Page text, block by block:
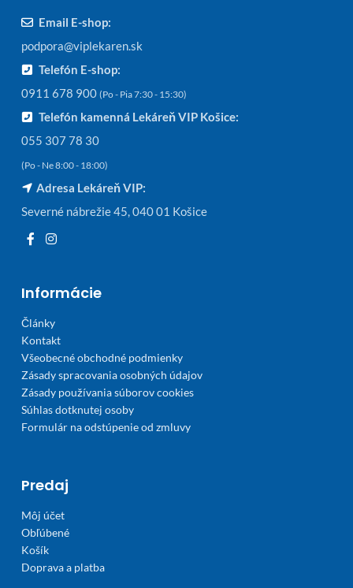
Email E-shop:
podpora@viplekaren.sk
Telefón E-shop:
0911 678 900 (Po - Pia 7:30 - 15:30)
Telefón kamenná Lekáreň VIP Košice:
055 307 78 30
(Po - Ne 8:00 - 18:00)
Adresa Lekáreň VIP:
Severné nábrežie 45, 040 01 Košice
Informácie
Články
Kontakt
Všeobecné obchodné podmienky
Zásady spracovania osobných údajov
Zásady používania súborov cookies
Súhlas dotknutej osoby
Formulár na odstúpenie od zmluvy
Predaj
Môj účet
Obľúbené
Košík
Doprava a platba